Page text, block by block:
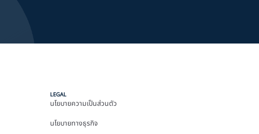
LEGAL
นโยบายความเป็นส่วนตัว
นโยบายทางธุรกิจ